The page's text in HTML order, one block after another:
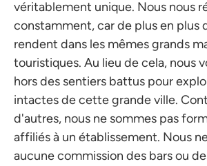
véritablement unique. Nous nous
constamment, car de plus en plus
rendent dans les mêmes grands
touristiques. Au lieu de cela, nous
hors des sentiers battus pour
intactes de cette grande ville.
d'autres, nous ne sommes pas
affiliés à un établissement. Nous
aucune commission des bars ou